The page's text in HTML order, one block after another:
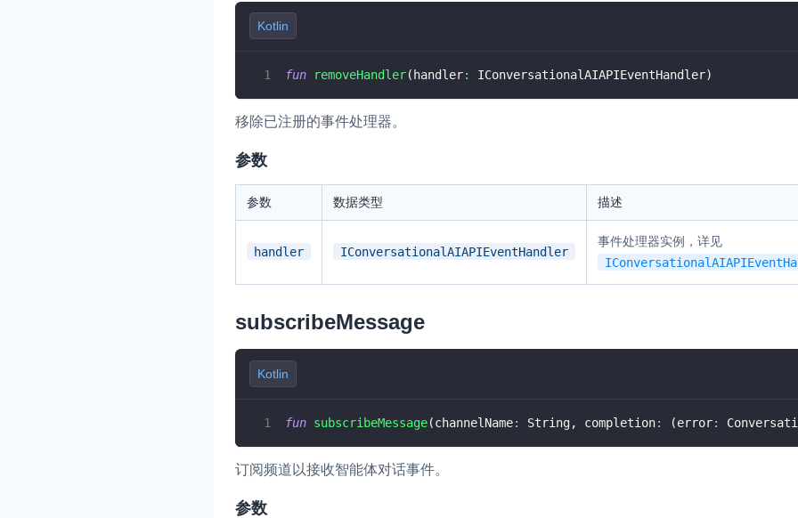
Kotlin
fun removeHandler(handler: IConversationalAIAPIEventHandler)
移除已注册的事件处理器。
参数
参数 数据类型 描述
handler IConversationalAIAPIEventHandler
事件处理器实例，详见
subscribeMessage
Kotlin
fun subscribeMessage(channelName: String, completion: (error:
订阅频道以接收智能体对话事件。
参数